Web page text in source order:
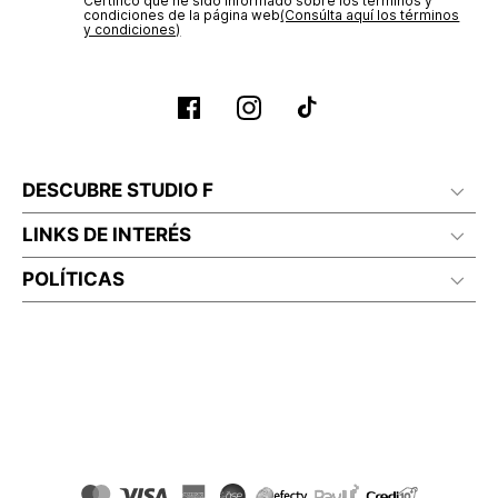
condiciones de la página web‎(Consúlta aquí los términos
y condiciones)
DESCUBRE STUDIO F
LINKS DE INTERÉS
POLÍTICAS